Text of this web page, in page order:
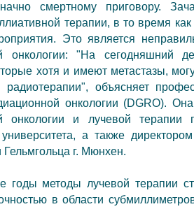
смертному приговору.
терапии, в то время
Это является
онкологии: "На сегодняшний
хотя и имеют метастазы,
радиотерапии", объясняет
онкологии (DGRO).
онкологии и лучевой
университета, а также
г. Мюнхен.
годы методы лучевой терапии
в области